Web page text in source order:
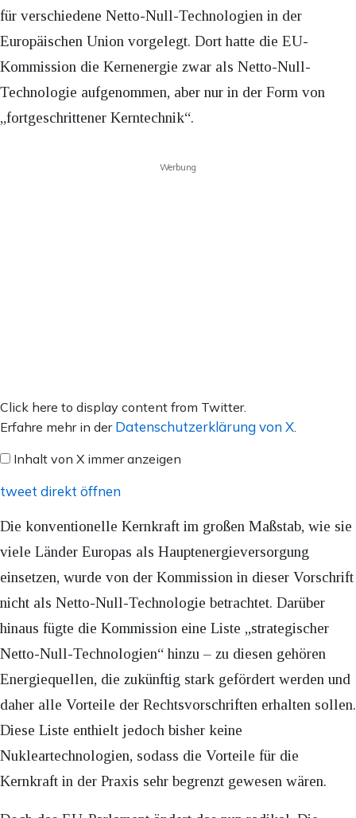
für verschiedene Netto-Null-Technologien in der
Europäischen Union vorgelegt. Dort hatte die EU-
Kommission die Kernenergie zwar als Netto-Null-
Technologie aufgenommen, aber nur in der Form von
„fortgeschrittener Kerntechnik“.
Werbung
Inhalt
von
anzeigen
Click here to display content from Twitter.
Erfahre mehr in der Datenschutzerklärung von X.
Inhalt von X immer anzeigen
tweet direkt öffnen
Die konventionelle Kernkraft im großen Maßstab, wie sie
viele Länder Europas als Hauptenergieversorgung
einsetzen, wurde von der Kommission in dieser Vorschrift
nicht als Netto-Null-Technologie betrachtet. Darüber
hinaus fügte die Kommission eine Liste „strategischer
Netto-Null-Technologien“ hinzu – zu diesen gehören
Energiequellen, die zukünftig stark gefördert werden und
daher alle Vorteile der Rechtsvorschriften erhalten sollen.
Diese Liste enthielt jedoch bisher keine
Nukleartechnologien, sodass die Vorteile für die
Kernkraft in der Praxis sehr begrenzt gewesen wären.